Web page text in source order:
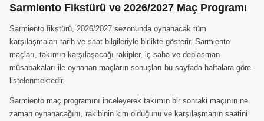
Sarmiento Fikstürü ve 2026/2027 Maç Programı
Sarmiento fikstürü, 2026/2027 sezonunda oynanacak tüm
karşılaşmaları tarih ve saat bilgileriyle birlikte gösterir. Sarmiento
maçları, takımın karşılaşacağı rakipler, iç saha ve deplasman
müsabakaları ile oynanan maçların sonuçları bu sayfada haftalara göre
listelenmektedir.
Sarmiento maç programını inceleyerek takımın bir sonraki maçının ne
zaman oynanacağını, rakibinin kim olduğunu ve karşılaşmanın saatini